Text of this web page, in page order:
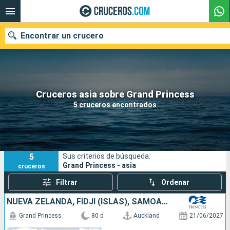
Cruceros asia sobre Grand Princess
5 cruceros encontrados
Encontrar un crucero
Nuestros destinos
Fecha de salida
Puertos Compañías
Buscar
5
cruceros
Sus criterios de búsqueda:
Grand Princess - asia
Filtrar Ordenar
NUEVA ZELANDA, FIDJI (ISLAS), SAMOA, FRANCIA, ESTADOS UNIDOS, CANADÁ, JAPÓN, TAIWÁN, CHINA, VIETNAM, SINGAPUR, INDONESIA, AUSTRALIA
Grand Princess 80 d Auckland 21/06/2027